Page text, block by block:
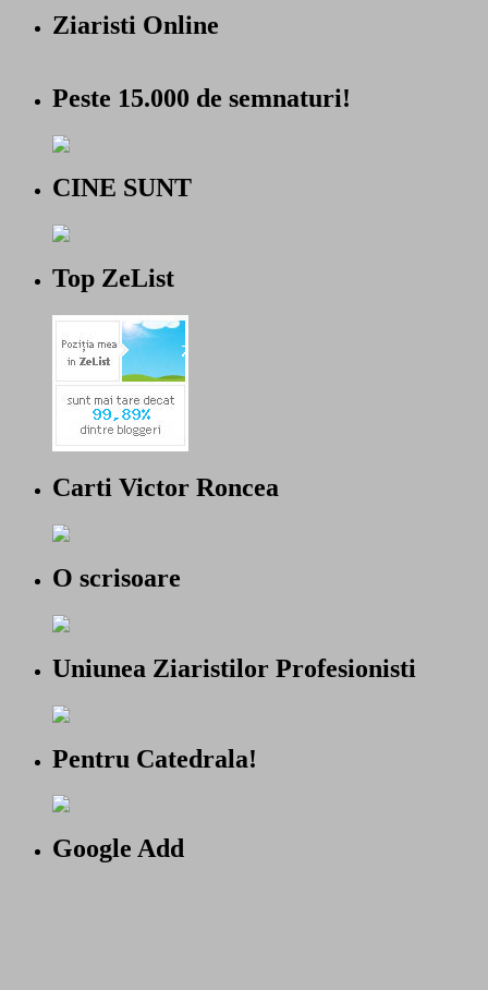
Ziaristi Online
Peste 15.000 de semnaturi!
CINE SUNT
Top ZeList
Carti Victor Roncea
O scrisoare
Uniunea Ziaristilor Profesionisti
Pentru Catedrala!
Google Add